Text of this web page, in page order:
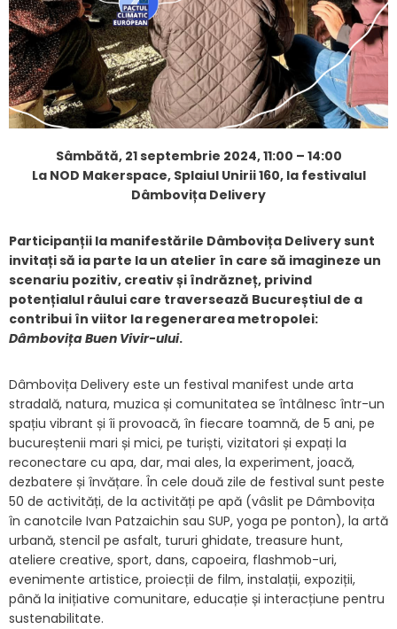
Sâmbătă, 21 septembrie 2024, 11:00 – 14:00
La NOD Makerspace, Splaiul Unirii 160, la festivalul
Dâmbovița Delivery
Participanții la manifestările Dâmbovița Delivery sunt
invitați să ia parte la un atelier în care să imagineze un
scenariu pozitiv, creativ și îndrăzneț, privind
potențialul râului care traversează Bucureștiul de a
contribui în viitor la regenerarea metropolei:
Dâmbovița Buen Vivir-ului.
Dâmbovița Delivery este un festival manifest unde arta
stradală, natura, muzica și comunitatea se întâlnesc într-un
spațiu vibrant și îi provoacă, în fiecare toamnă, de 5 ani, pe
bucureștenii mari și mici, pe turiști, vizitatori și expați la
reconectare cu apa, dar, mai ales, la experiment, joacă,
dezbatere și învățare. În cele două zile de festival sunt peste
50 de activități, de la activități pe apă (vâslit pe Dâmbovița
în canotcile Ivan Patzaichin sau SUP, yoga pe ponton), la artă
urbană, stencil pe asfalt, tururi ghidate, treasure hunt,
ateliere creative, sport, dans, capoeira, flashmob-uri,
evenimente artistice, proiecții de film, instalații, expoziții,
până la inițiative comunitare, educație și interacțiune pentru
sustenabilitate.